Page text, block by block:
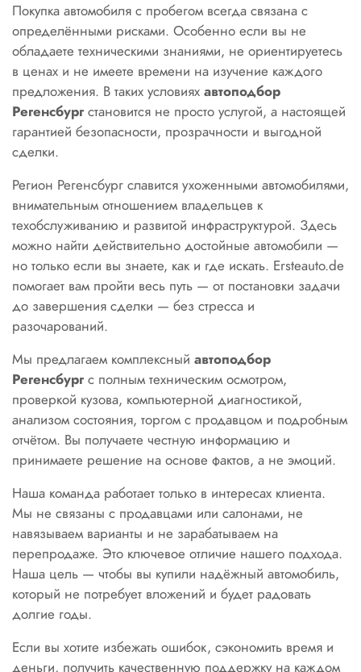
Покупка автомобиля с пробегом всегда связана с
определёнными рисками. Особенно если вы не
обладаете техническими знаниями, не ориентируетесь
в ценах и не имеете времени на изучение каждого
предложения. В таких условиях автоподбор
Регенсбург становится не просто услугой, а настоящей
гарантией безопасности, прозрачности и выгодной
сделки.
Регион Регенсбург славится ухоженными автомобилями,
внимательным отношением владельцев к
техобслуживанию и развитой инфраструктурой. Здесь
можно найти действительно достойные автомобили —
но только если вы знаете, как и где искать. Ersteauto.de
помогает вам пройти весь путь — от постановки задачи
до завершения сделки — без стресса и
разочарований.
Мы предлагаем комплексный автоподбор
Регенсбург с полным техническим осмотром,
проверкой кузова, компьютерной диагностикой,
анализом состояния, торгом с продавцом и подробным
отчётом. Вы получаете честную информацию и
принимаете решение на основе фактов, а не эмоций.
Наша команда работает только в интересах клиента.
Мы не связаны с продавцами или салонами, не
навязываем варианты и не зарабатываем на
перепродаже. Это ключевое отличие нашего подхода.
Наша цель — чтобы вы купили надёжный автомобиль,
который не потребует вложений и будет радовать
долгие годы.
Если вы хотите избежать ошибок, сэкономить время и
деньги, получить качественную поддержку на каждом